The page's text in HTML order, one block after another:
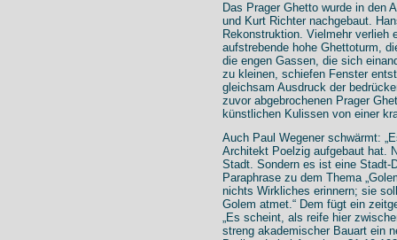
Das Prager Ghetto wurde in den
und Kurt Richter nachgebaut.
Rekonstruktion. Vielmehr verlieh
aufstrebende hohe Ghettoturm,
die engen Gassen, die sich
zu kleinen, schiefen Fenster
gleichsam Ausdruck der
zuvor abgebrochenen Prager
künstlichen Kulissen von einer
Auch Paul Wegener schwärmt:
Architekt Poelzig aufgebaut hat.
Stadt. Sondern es ist eine Stadt-
Paraphrase zu dem Thema
nichts Wirkliches erinnern; sie
Golem atmet.“ Dem fügt ein
„Es scheint, als reife hier
streng akademischer Bauart ein